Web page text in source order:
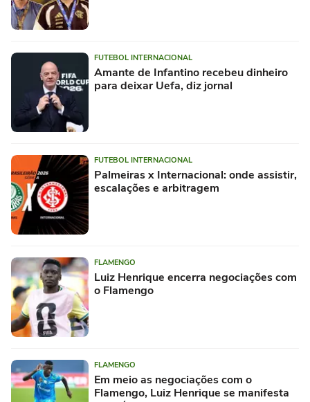
FUTEBOL INTERNACIONAL
Amante de Infantino recebeu dinheiro
para deixar Uefa, diz jornal
FUTEBOL INTERNACIONAL
Palmeiras x Internacional: onde assistir,
escalações e arbitragem
FLAMENGO
Luiz Henrique encerra negociações com
o Flamengo
FLAMENGO
Em meio as negociações com o
Flamengo, Luiz Henrique se manifesta